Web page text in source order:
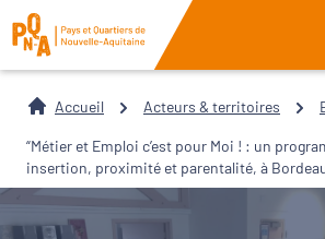
Accueil Acteurs & territoires
“Métier et Emploi c’est pour Moi ! : un
insertion, proximité et parentalité, à